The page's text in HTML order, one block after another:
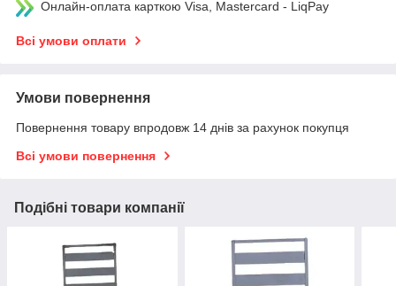
Онлайн-оплата карткою Visa, Mastercard - LiqPay
Всі умови оплати
Умови повернення
Повернення товару впродовж 14 днів за рахунок покупця
Всі умови повернення
Подібні товари компанії